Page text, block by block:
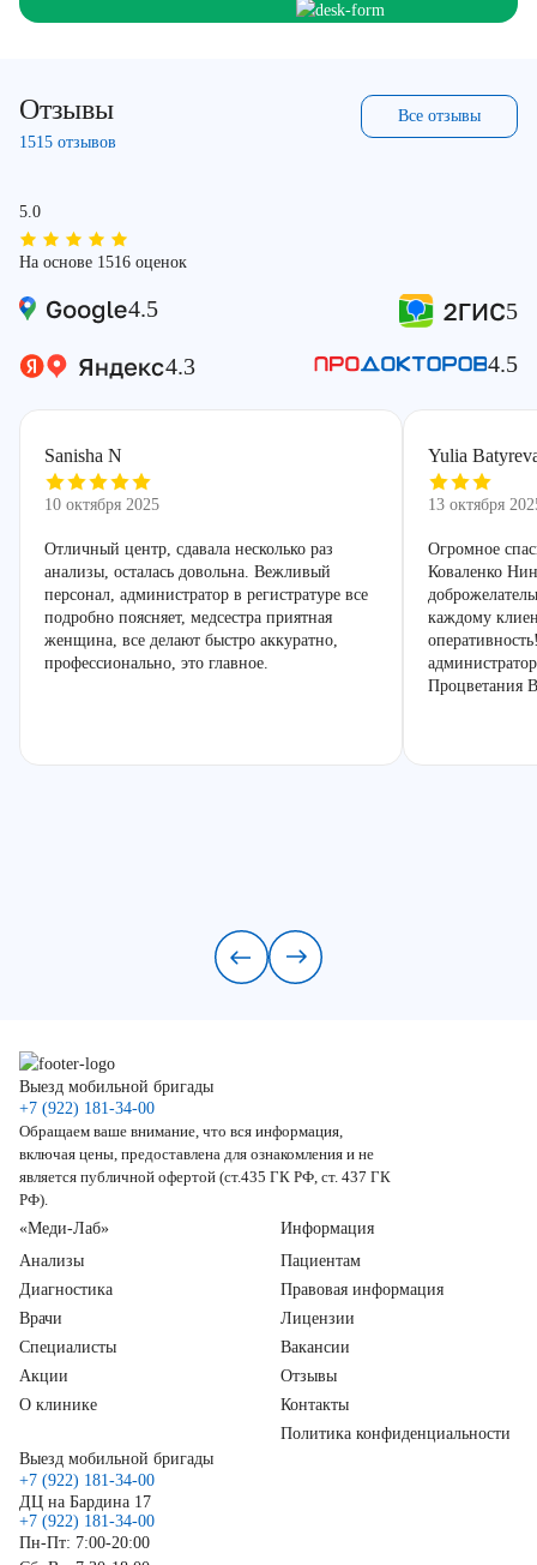
Отзывы
1515 отзывов
Все отзывы
5.0
На основе 1516 оценок
4.5 5
4.3 4.5
Sanisha N
10 октября 2025
Отличный центр, сдавала несколько раз
анализы, осталась довольна. Вежливый
персонал, администратор в регистратуре все
подробно поясняет, медсестра приятная
женщина, все делают быстро аккуратно,
профессионально, это главное.
Yulia
13 октября
Огромное
Коваленко
каждому
Выезд мобильной бригады
+7 (922) 181-34-00
Обращаем ваше внимание, что вся информация,
включая цены, предоставлена для ознакомления и не
является публичной офертой (ст.435 ГК РФ, ст. 437 ГК
РФ).
«Меди-Лаб»
Анализы
Диагностика
Врачи
Специалисты
Акции
О клинике
Информация
Пациентам
Правовая информация
Лицензии
Вакансии
Отзывы
Контакты
Политика конфиденциальности
Выезд мобильной бригады
+7 (922) 181-34-00
ДЦ на Бардина 17
+7 (922) 181-34-00
Пн-Пт: 7:00-20:00